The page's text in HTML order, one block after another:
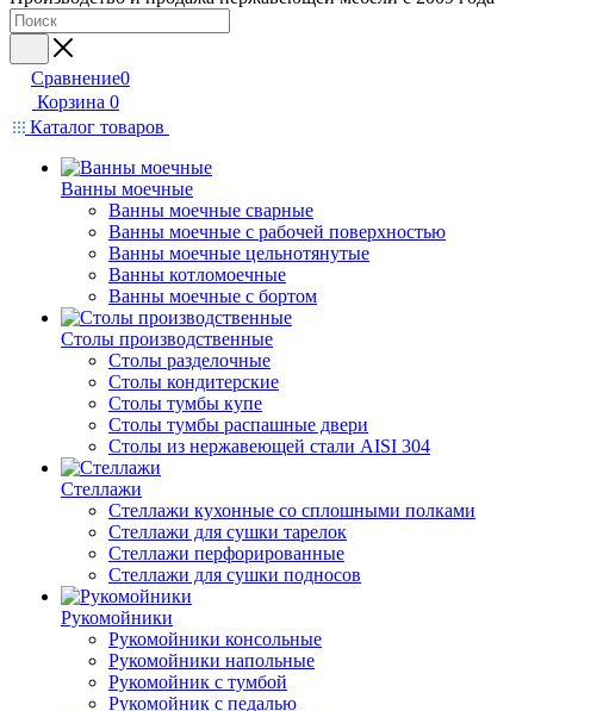
Сравнение0
Корзина 0
Каталог товаров
Ванны моечные
Ванны моечные сварные
Ванны моечные с рабочей поверхностью
Ванны моечные цельнотянутые
Ванны котломоечные
Ванны моечные с бортом
Столы производственные
Столы разделочные
Столы кондитерские
Столы тумбы купе
Столы тумбы распашные двери
Столы из нержавеющей стали AISI 304
Стеллажи
Стеллажи кухонные со сплошными полками
Стеллажи для сушки тарелок
Стеллажи перфорированные
Стеллажи для сушки подносов
Рукомойники
Рукомойники консольные
Рукомойники напольные
Рукомойник с тумбой
Рукомойник с педалью